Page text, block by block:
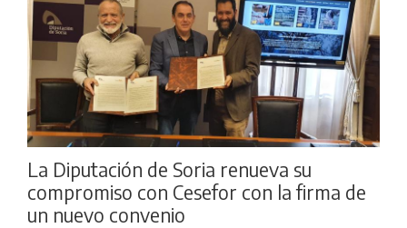
La Diputación de Soria renueva su
compromiso con Cesefor con la firma de
un nuevo convenio